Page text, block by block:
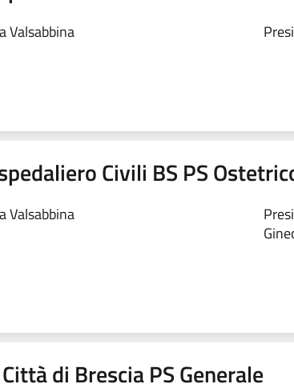
Valsabbina
Civili BS PS
Valsabbina
di Brescia PS Generale